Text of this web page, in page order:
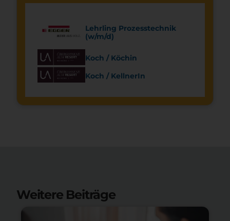
Lehrling Prozesstechnik
(w/m/d)
Koch / Köchin
Koch / KellnerIn
Weitere Beiträge